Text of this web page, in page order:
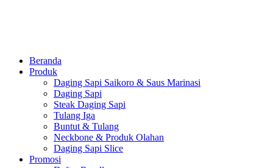
Beranda
Produk
Daging Sapi Saikoro & Saus Marinasi
Daging Sapi
Steak Daging Sapi
Tulang Iga
Buntut & Tulang
Neckbone & Produk Olahan
Daging Sapi Slice
Promosi